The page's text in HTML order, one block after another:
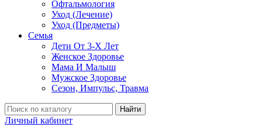
Офтальмология
Уход (Лечение)
Уход (Предметы)
Семья
Дети От 3-Х Лет
Женское Здоровье
Мама И Малыш
Мужское Здоровье
Сезон, Импульс, Травма
Найти
Личный кабинет